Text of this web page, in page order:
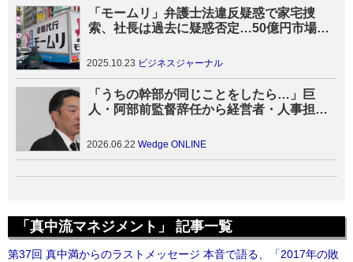
「モームリ」弁護士法違反疑惑で家宅捜
索、社長は過去に疑惑否定…50億円市場に
2025.10.23 ビジネスジャーナル
「うちの幹部が同じことをしたら…」巨
人・阿部前監督辞任から経営者・人事担当
2026.06.22 Wedge ONLINE
「真中流マネジメント」 記事一覧
第37回 真中満からのラストメッセージ 本音で語る、「2017年の敗